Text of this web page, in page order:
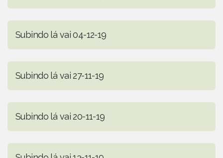
Subindo lá vai 04-12-19
Subindo lá vai 27-11-19
Subindo lá vai 20-11-19